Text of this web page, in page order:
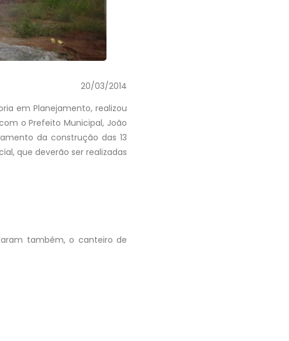
20/03/2014
em Planejamento, realizou
o Prefeito Municipal, João
da construção das 13
que deverão ser realizadas
também, o canteiro de